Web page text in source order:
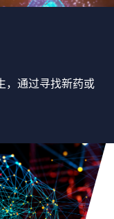
，通过寻找新药或